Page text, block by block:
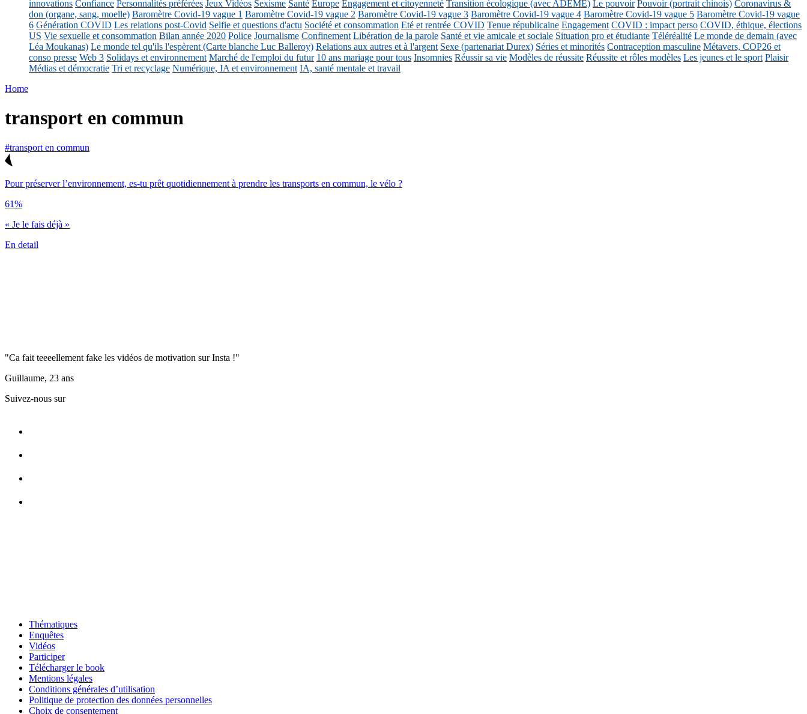
innovations Confiance Personnalités préférées Jeux Vidéos Sexisme Santé Europe Engagement et citoyenneté Transition écologique (avec ADEME) Le pouvoir Pouvoir (portrait chinois) Coronavirus &
don (organe, sang, moelle) Baromètre Covid-19 vague 1 Baromètre Covid-19 vague 2 Baromètre Covid-19 vague 3 Baromètre Covid-19 vague 4 Baromètre Covid-19 vague 5 Baromètre Covid-19 vague
6 Génération COVID Les relations post-Covid Selfie et questions d'actu Société et consommation Eté et rentrée COVID Tenue républicaine Engagement COVID : impact perso COVID, éthique, élections
US Vie sexuelle et consommation Bilan année 2020 Police Journalisme Confinement Libération de la parole Santé et vie amicale et sociale Situation pro et étudiante Téléréalité Le monde de demain (avec
Léa Moukanas) Le monde tel qu'ils l'espèrent (Carte blanche Luc Balleroy) Relations aux autres et à l'argent Sexe (partenariat Durex) Séries et minorités Contraception masculine Métavers, COP26 et
conso presse Web 3 Solidays et environnement Marché de l'emploi du futur 10 ans mariage pour tous Insomnies Réussir sa vie Modèles de réussite Réussite et rôles modèles Les jeunes et le sport Plaisir
Médias et démocratie Tri et recyclage Numérique, IA et environnement IA, santé mentale et travail
Home
transport en commun
#transport en commun
Pour préserver l’environnement, es-tu prêt quotidiennement à prendre les transports en commun, le vélo ?
61%
« Je le fais déjà »
En detail
"Ca fait teeeellement fake les vidéos de motivation sur Insta !"
Guillaume, 23 ans
Suivez-nous sur
Thématiques
Enquêtes
Vidéos
Participer
Télécharger le book
Mentions légales
Conditions générales d’utilisation
Politique de protection des données personnelles
Choix de consentement